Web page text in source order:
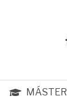
MÁSTER